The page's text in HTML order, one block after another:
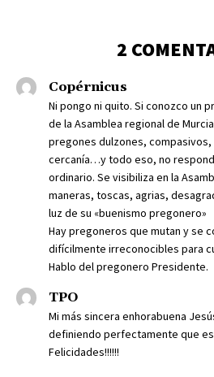
2
Copérnicus
Ni pongo ni quito. Si conozco un
de la Asamblea regional de
pregones dulzones, compasivos,
cercanía…y todo eso, no
ordinario. Se visibiliza en la
maneras, toscas, agrias,
luz de su «buenismo pregonero»
Hay pregoneros que mutan y se
difícilmente irreconocibles para
Hablo del pregonero Presidente.
TPO
Mi más sincera enhorabuena
definiendo perfectamente que es
Felicidades!!!!!!